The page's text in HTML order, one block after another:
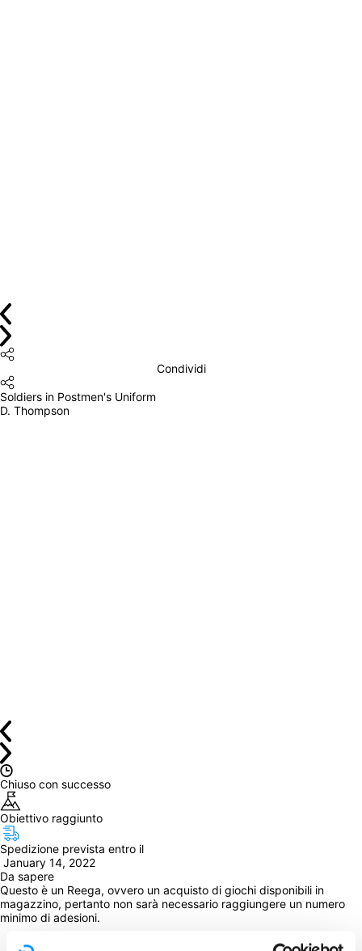
Condividi
Soldiers in Postmen's Uniform
D. Thompson
Chiuso con successo
Obiettivo raggiunto
Spedizione prevista entro il
January 14, 2022
Da sapere
Questo è un Reega, ovvero un acquisto di giochi disponibili in
magazzino, pertanto non sarà necessario raggiungere un numero
minimo di adesioni.